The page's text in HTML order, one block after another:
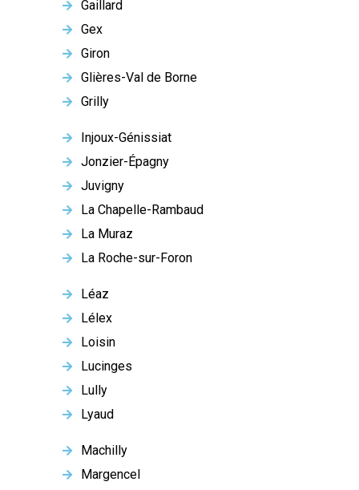
Gaillard
Gex
Giron
Glières-Val de Borne
Grilly
Injoux-Génissiat
Jonzier-Épagny
Juvigny
La Chapelle-Rambaud
La Muraz
La Roche-sur-Foron
Léaz
Lélex
Loisin
Lucinges
Lully
Lyaud
Machilly
Margencel